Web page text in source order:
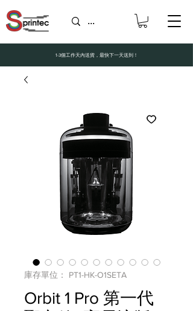
1-3個工作天內送貨，最快下一天送到！
庫存單位： PT1-HK-O1SETA
Orbit 1 Pro 第一代